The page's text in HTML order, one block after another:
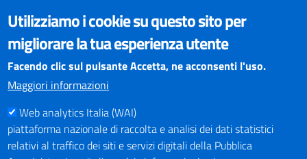
SOCIAL NETWORKS
Pagina Facebook
Profilo Instagram
Canale YouTube
Utilizziamo i cookie su questo sito per
migliorare la tua esperienza utente
Facendo clic sul pulsante Accetta, ne acconsenti l'uso.
Maggiori informazioni
Web analytics Italia (WAI)
piattaforma nazionale di raccolta e analisi dei dati statistici
relativi al traffico dei siti e servizi digitali della Pubblica